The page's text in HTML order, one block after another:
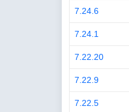
7.24.6
7.24.1
7.22.20
7.22.9
7.22.5